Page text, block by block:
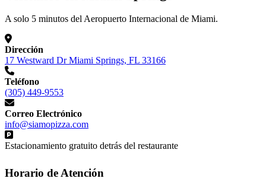
A solo 5 minutos del Aeropuerto Internacional de Miami.
Dirección
17 Westward Dr Miami Springs, FL 33166
Teléfono
(305) 449-9553
Correo Electrónico
info@siamopizza.com
Estacionamiento gratuito detrás del restaurante
Horario de Atención